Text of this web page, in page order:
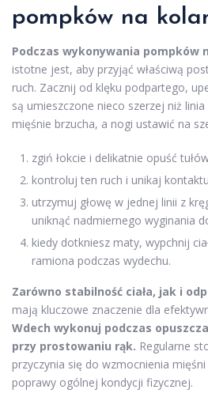
pompków na
Podczas wykonywania pompków
istotne jest, aby przyjąć właściwą
ruch. Zacznij od klęku podpartego,
są umieszczone nieco szerzej niż
mięśnie brzucha, a nogi ustawić na
zgiń łokcie i delikatnie opuść
kontroluj ten ruch i unikaj
utrzymuj głowę w jednej linii z
uniknąć nadmiernego wyginania
kiedy dotkniesz maty, wypchnij
ramiona podczas wydechu.
Zarówno stabilność ciała, jak i
mają kluczowe znaczenie dla
Wdech wykonuj podczas
przy prostowaniu rąk. Regularne
przyczynia się do wzmocnienia
poprawy ogólnej kondycji fizycznej.